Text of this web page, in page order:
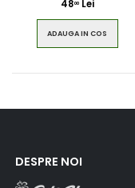
4800Lei
ADAUGA IN COS
DESPRE NOI